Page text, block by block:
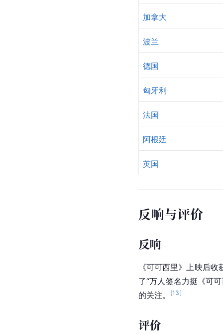
加拿大
波兰
德国
匈牙利
法国
阿根廷
英国
反响与评价
反响
《可可西里》上映后
了“万人签名力挺《可
的关注。
[13]
评价